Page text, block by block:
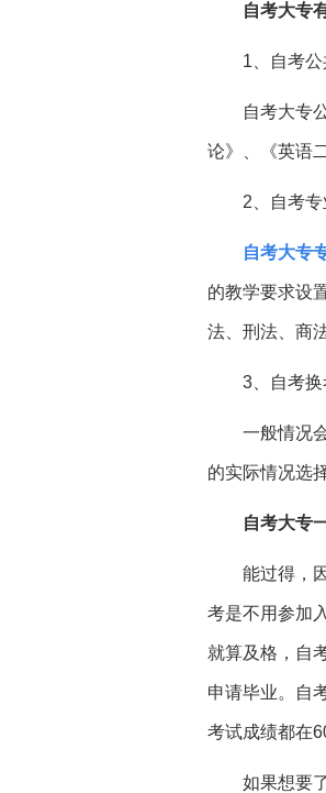
自考大专
1、自考
自考大专
论》、《英语
2、自考
自考大专
的教学要求设
法、刑法、商
3、自考换
一般情况
的实际情况选
自考大专
能过得，
考是不用参加
就算及格，自
申请毕业。自
考试成绩都在
如果想要